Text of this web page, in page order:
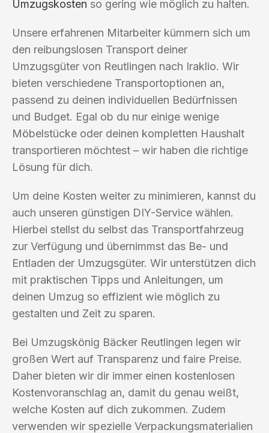
Umzugskosten so gering wie möglich zu halten.
Unsere erfahrenen Mitarbeiter kümmern sich um
den reibungslosen Transport deiner
Umzugsgüter von Reutlingen nach Iraklio. Wir
bieten verschiedene Transportoptionen an,
passend zu deinen individuellen Bedürfnissen
und Budget. Egal ob du nur einige wenige
Möbelstücke oder deinen kompletten Haushalt
transportieren möchtest – wir haben die richtige
Lösung für dich.
Um deine Kosten weiter zu minimieren, kannst du
auch unseren günstigen DIY-Service wählen.
Hierbei stellst du selbst das Transportfahrzeug
zur Verfügung und übernimmst das Be- und
Entladen der Umzugsgüter. Wir unterstützen dich
mit praktischen Tipps und Anleitungen, um
deinen Umzug so effizient wie möglich zu
gestalten und Zeit zu sparen.
Bei Umzugskönig Bäcker Reutlingen legen wir
großen Wert auf Transparenz und faire Preise.
Daher bieten wir dir immer einen kostenlosen
Kostenvoranschlag an, damit du genau weißt,
welche Kosten auf dich zukommen. Zudem
verwenden wir spezielle Verpackungsmaterialien